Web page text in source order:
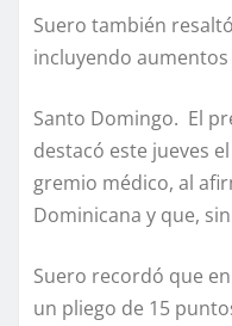
Suero también
incluyendo
Santo Domingo. El
destacó este jueves
gremio médico, al
Dominicana y que,
Suero recordó que
un pliego de 15